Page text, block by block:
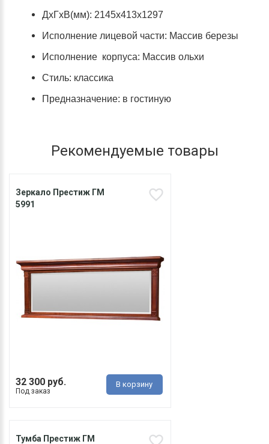
ДхГхВ(мм): 2145х413х1297
Исполнение лицевой части: Массив березы
Исполнение корпуса: Массив ольхи
Стиль: классика
Предназначение: в гостиную
Рекомендуемые товары
Зеркало Престиж ГМ
5991
32 300 руб.
Под заказ
В корзину
Тумба Престиж ГМ